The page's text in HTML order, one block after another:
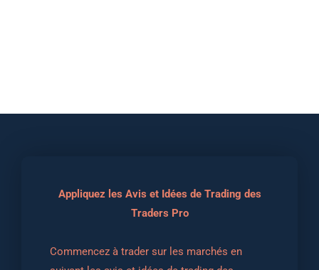
Appliquez les Avis et Idées de Trading des
Traders Pro
Commencez à trader sur les marchés en